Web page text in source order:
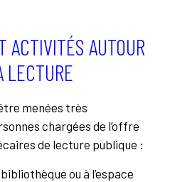
ACTIVITÉS AUTOUR
LECTURE
menées très
chargées de l’offre
de lecture publique :
ou à l’espace